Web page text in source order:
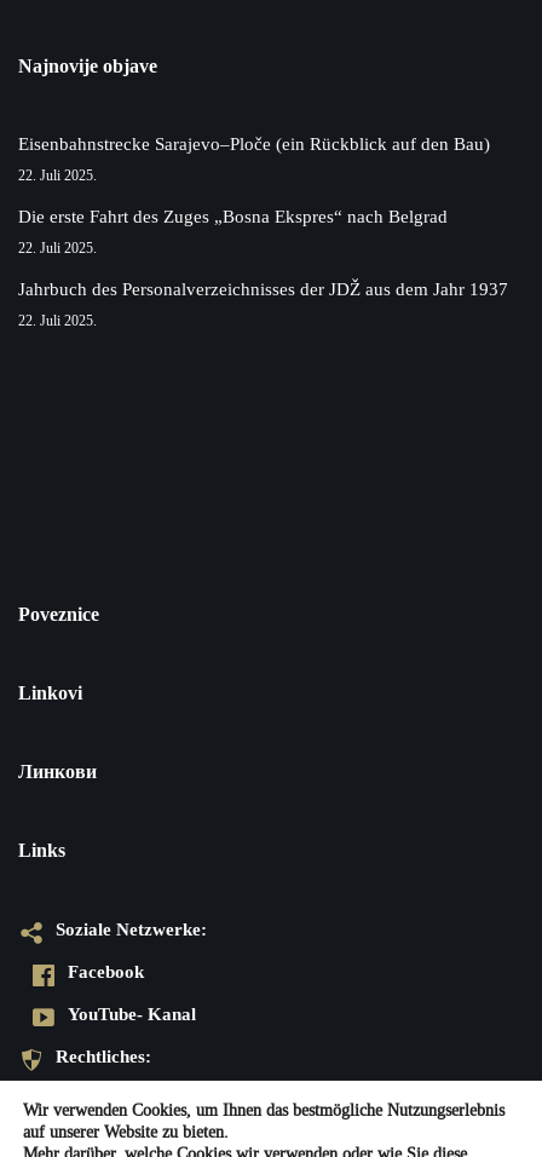
Najnovije objave
Eisenbahnstrecke Sarajevo–Ploče (ein Rückblick auf den Bau)
22. Juli 2025.
Die erste Fahrt des Zuges „Bosna Ekspres“ nach Belgrad
22. Juli 2025.
Jahrbuch des Personalverzeichnisses der JDŽ aus dem Jahr 1937
22. Juli 2025.
Poveznice
Linkovi
Линкови
Links
Soziale Netzwerke:
Facebook
YouTube- Kanal
Rechtliches:
Datenschutzerklärung
Impressum
Wir verwenden Cookies, um Ihnen das bestmögliche Nutzungserlebnis
auf unserer Website zu bieten.